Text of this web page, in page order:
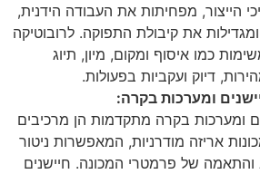
הייצור, מפחיתות את העבודה הידנית,
את קיבולת התפוקה. לרובוטיקה
כמו איסוף ומקום, מיון, תיוג
דיוק ועקביות בפעולות.
ומערכות בקרה מתקדמות הן מרכיבים
אריזה מודרניות, המאפשרות ניטור
של פרמטרי המכונה. חיישנים